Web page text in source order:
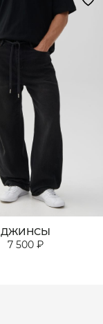
ДЖИНСЫ
7 500 ₽